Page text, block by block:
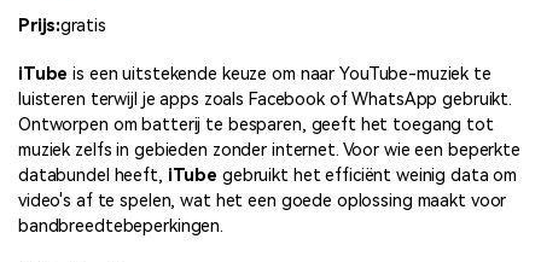
Prijs:gratis
iTube is een uitstekende keuze om naar YouTube-muziek te
luisteren terwijl je apps zoals Facebook of WhatsApp gebruikt.
Ontworpen om batterij te besparen, geeft het toegang tot
muziek zelfs in gebieden zonder internet. Voor wie een beperkte
databundel heeft, iTube gebruikt het efficiënt weinig data om
video's af te spelen, wat het een goede oplossing maakt voor
bandbreedtebeperkingen.